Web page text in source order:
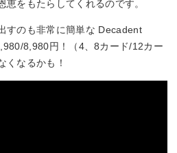
恵をもたらしてくれるのです。
すのも非常に簡単な Decadent
8,980円！（4、8カード/12カー
くなるかも！